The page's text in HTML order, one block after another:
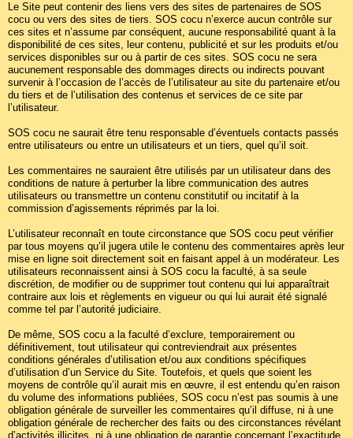
Le Site peut contenir des liens vers des sites de partenaires de SOS
cocu ou vers des sites de tiers. SOS cocu n’exerce aucun contrôle sur
ces sites et n’assume par conséquent, aucune responsabilité quant à la
disponibilité de ces sites, leur contenu, publicité et sur les produits et/ou
services disponibles sur ou à partir de ces sites. SOS cocu ne sera
aucunement responsable des dommages directs ou indirects pouvant
survenir à l’occasion de l’accès de l’utilisateur au site du partenaire et/ou
du tiers et de l’utilisation des contenus et services de ce site par
l’utilisateur.
SOS cocu ne saurait être tenu responsable d’éventuels contacts passés
entre utilisateurs ou entre un utilisateurs et un tiers, quel qu’il soit.
Les commentaires ne sauraient être utilisés par un utilisateur dans des
conditions de nature à perturber la libre communication des autres
utilisateurs ou transmettre un contenu constitutif ou incitatif à la
commission d’agissements réprimés par la loi.
L’utilisateur reconnaît en toute circonstance que SOS cocu peut vérifier
par tous moyens qu’il jugera utile le contenu des commentaires après leur
mise en ligne soit directement soit en faisant appel à un modérateur. Les
utilisateurs reconnaissent ainsi à SOS cocu la faculté, à sa seule
discrétion, de modifier ou de supprimer tout contenu qui lui apparaîtrait
contraire aux lois et règlements en vigueur ou qui lui aurait été signalé
comme tel par l’autorité judiciaire.
De même, SOS cocu a la faculté d’exclure, temporairement ou
définitivement, tout utilisateur qui contreviendrait aux présentes
conditions générales d’utilisation et/ou aux conditions spécifiques
d’utilisation d’un Service du Site. Toutefois, et quels que soient les
moyens de contrôle qu’il aurait mis en œuvre, il est entendu qu’en raison
du volume des informations publiées, SOS cocu n’est pas soumis à une
obligation générale de surveiller les commentaires qu’il diffuse, ni à une
obligation générale de rechercher des faits ou des circonstances révélant
d’activités illicites, ni à une obligation de garantie concernant l’exactitude,